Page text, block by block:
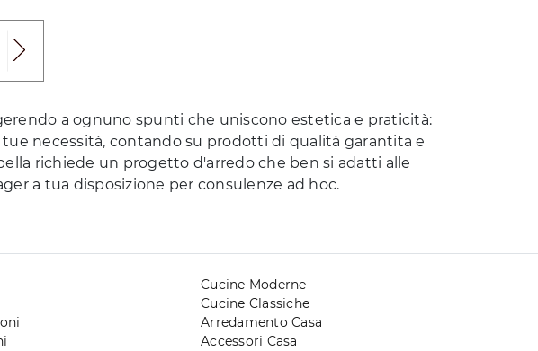
a ognuno spunti che uniscono estetica e praticità:
necessità, contando su prodotti di qualità garantita e
richiede un progetto d'arredo che ben si adatti alle
a tua disposizione per consulenze ad hoc.
Cucine Moderne
Cucine Classiche
Arredamento Casa
Accessori Casa